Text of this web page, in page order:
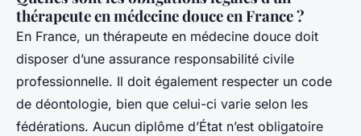
thérapeute en médecine douce en France ?
En France, un thérapeute en médecine douce doit
disposer d’une assurance responsabilité civile
professionnelle. Il doit également respecter un code
de déontologie, bien que celui-ci varie selon les
fédérations. Aucun diplôme d’État n’est obligatoire